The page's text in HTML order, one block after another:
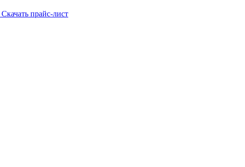
Скачать прайс-лист